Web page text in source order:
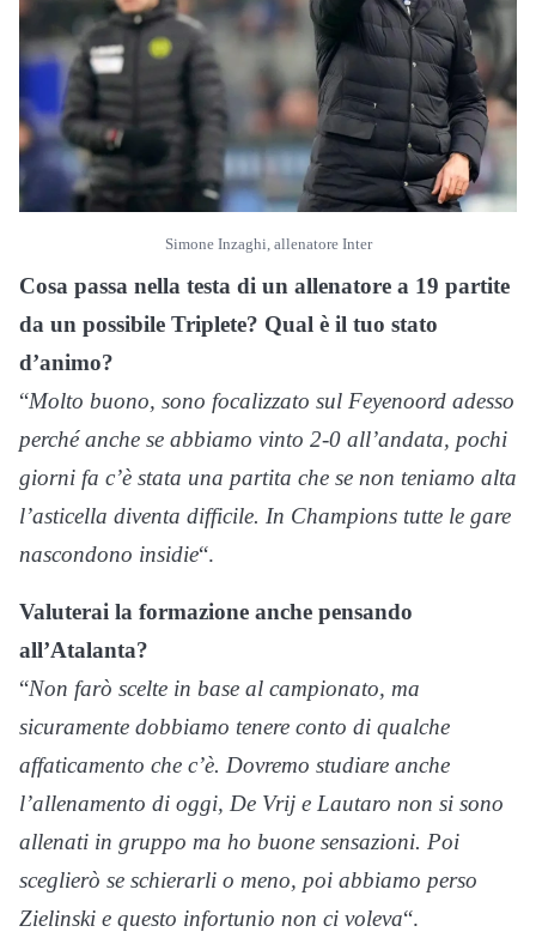
Simone Inzaghi, allenatore Inter
Cosa passa nella testa di un allenatore a 19 partite
da un possibile Triplete? Qual è il tuo stato
d’animo?
“Molto buono, sono focalizzato sul Feyenoord adesso
perché anche se abbiamo vinto 2-0 all’andata, pochi
giorni fa c’è stata una partita che se non teniamo alta
l’asticella diventa difficile. In Champions tutte le gare
nascondono insidie“.
Valuterai la formazione anche pensando
all’Atalanta?
“Non farò scelte in base al campionato, ma
sicuramente dobbiamo tenere conto di qualche
affaticamento che c’è. Dovremo studiare anche
l’allenamento di oggi, De Vrij e Lautaro non si sono
allenati in gruppo ma ho buone sensazioni. Poi
sceglierò se schierarli o meno, poi abbiamo perso
Zielinski e questo infortunio non ci voleva“.